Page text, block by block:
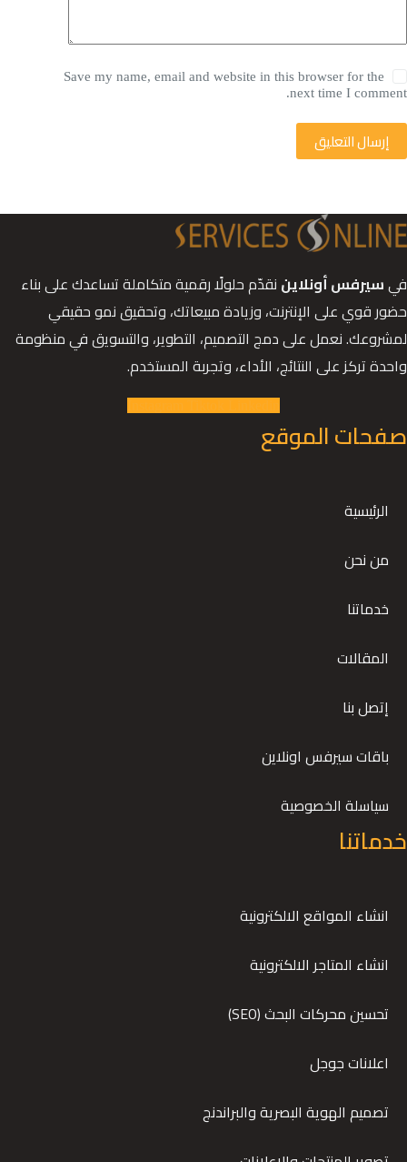
Save my name, email and website in this browser for the
next time I comment.
إرسال التعليق
فيسيرفس أونلاين نقدّم حلولًا رقمية متكاملة تساعدك على بناء
حضور قوي على الإنترنت، وزيادة مبيعاتك، وتحقيق نمو حقيقي
لمشروعك. نعمل على دمج التصميم، التطوير، والتسويق في منظومة
واحدة تركز على النتائج، الأداء، وتجربة المستخدم.
صفحات الموقع
الرئيسية
من نحن
خدماتنا
المقالات
إتصل بنا
باقات سيرفس اونلاين
سياسلة الخصوصية
خدماتنا
انشاء المواقع الالكترونية
انشاء المتاجر الالكترونية
تحسين محركات البحث (SEO)
اعلانات جوجل
تصميم الهوية البصرية والبراندنج